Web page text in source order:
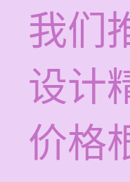
我们
设计
价格